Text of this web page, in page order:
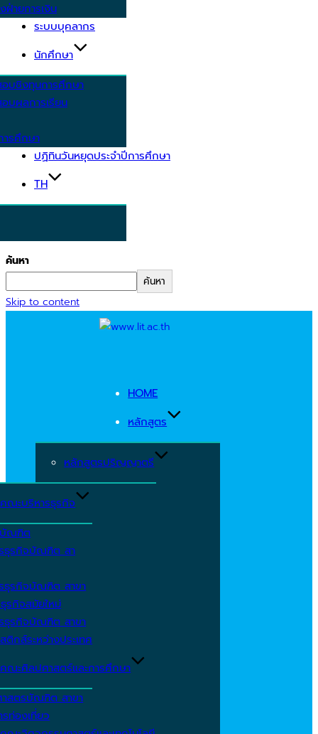
ฝ่ายการเงิน
ระบบบุคลากร
นักศึกษา
บชิงทุนการศึกษา
บผลการเรียน
รศึกษา
ปฏิทินวันหยุดประจำปีการศึกษา
TH
ค้นหา
ค้นหา
Skip to content
HOME
หลักสูตร
หลักสูตรปริญญาตรี
คณะบริหารธุรกิจ
ณฑิต
ธุรกิจบัณฑิต สา
ธุรกิจบัณฑิต สาขา
รกิจสมัยใหม่
ธุรกิจบัณฑิต สาขา
ติกส์ระหว่างประเทศ
คณะศิลปศาสตร์และการศึกษา
สตรบัณฑิต สาขา
ท่องเที่ยว